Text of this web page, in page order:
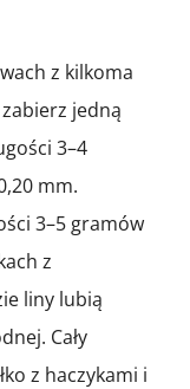
z kilkoma
jedną
3–4
mm.
3–5 gramów
z
liny lubią
Cały
z haczykami i